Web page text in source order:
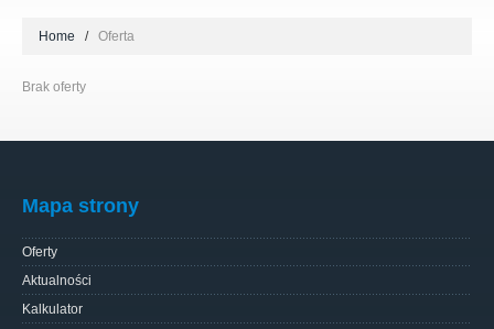
Home Oferta
Brak oferty
Mapa strony
Oferty
Aktualności
Kalkulator